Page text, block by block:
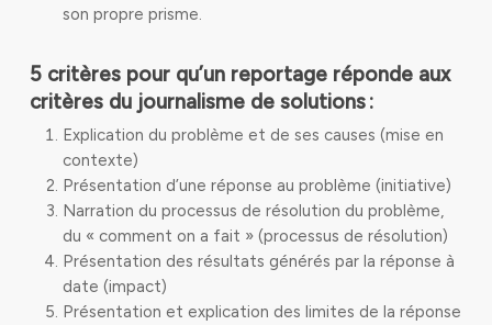
son propre prisme.
5 critères pour qu’un reportage réponde aux
critères du journalisme de solutions :
Explication du problème et de ses causes (mise en
contexte)
Présentation d’une réponse au problème (initiative)
Narration du processus de résolution du problème,
du « comment on a fait » (processus de résolution)
Présentation des résultats générés par la réponse à
date (impact)
Présentation et explication des limites de la réponse